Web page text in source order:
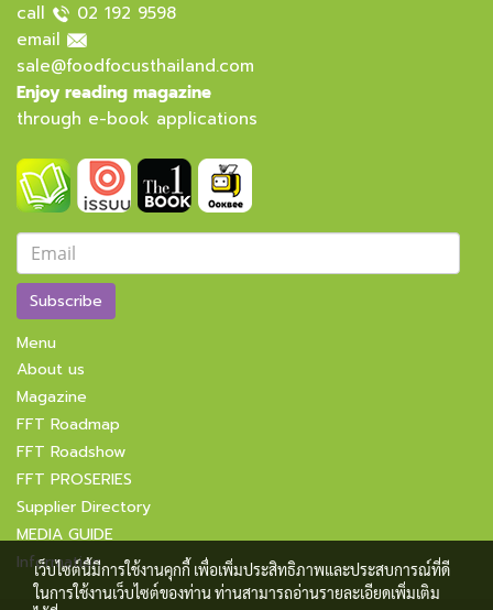
call
02 192 9598
email
sale@foodfocusthailand.com
Enjoy reading magazine
through e-book applications
Subscribe
Menu
About us
Magazine
FFT Roadmap
FFT Roadshow
FFT PROSERIES
Supplier Directory
MEDIA GUIDE
Information
เว็บไซต์นี้มีการใช้งานคุกกี้ เพื่อเพิ่มประสิทธิภาพและประสบการณ์ที่ดี
ในการใช้งานเว็บไซต์ของท่าน ท่านสามารถอ่านรายละเอียดเพิ่มเติม